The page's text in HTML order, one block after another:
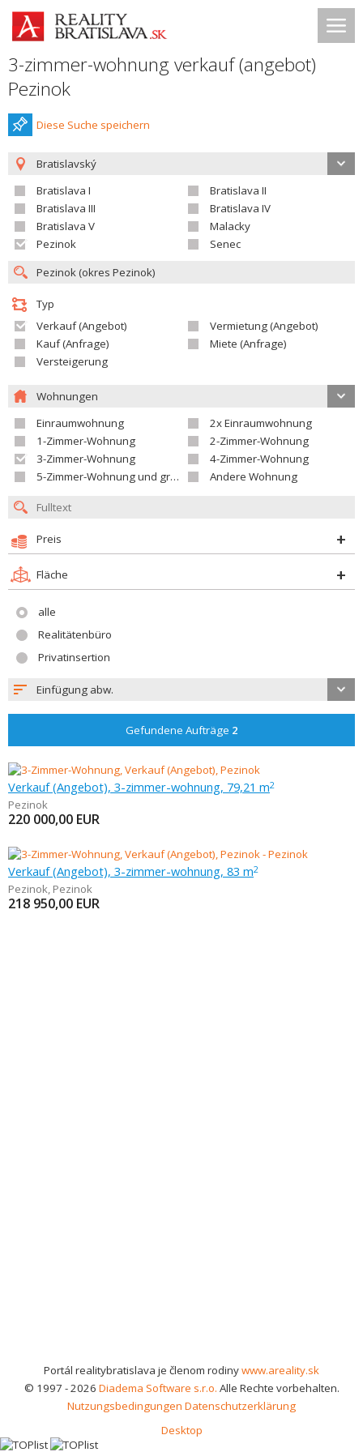
3-zimmer-wohnung verkauf (angebot)
Pezinok
Diese Suche speichern
Bratislavský
Bratislava I
Bratislava II
Bratislava III
Bratislava IV
Bratislava V
Malacky
Pezinok
Senec
Typ
Verkauf (Angebot)
Vermietung (Angebot)
Kauf (Anfrage)
Miete (Anfrage)
Versteigerung
Wohnungen
Einraumwohnung
2x Einraumwohnung
1-Zimmer-Wohnung
2-Zimmer-Wohnung
3-Zimmer-Wohnung
4-Zimmer-Wohnung
5-Zimmer-Wohnung und größer
Andere Wohnung
Preis
Fläche
alle
Realitätenbüro
Privatinsertion
Einfügung abw.
Gefundene Aufträge 2
Verkauf (Angebot), 3-zimmer-wohnung, 79,21 m2
Pezinok
220 000,00 EUR
Verkauf (Angebot), 3-zimmer-wohnung, 83 m2
Pezinok, Pezinok
218 950,00 EUR
Portál realitybratislava je členom rodinywww.areality.sk
© 1997 - 2026 Diadema Software s.r.o. Alle Rechte vorbehalten.
Nutzungsbedingungen Datenschutzerklärung
Desktop